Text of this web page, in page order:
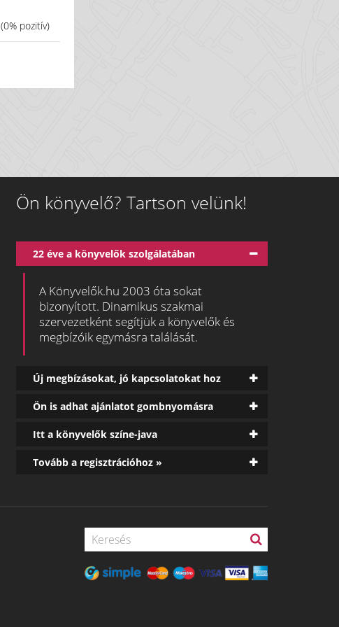
(0% pozitív)
Ön könyvelő? Tartson velünk!
22 éve a könyvelők szolgálatában
A Könyvelők.hu 2003 óta sokat
bizonyított. Dinamikus szakmai
szervezetként segítjük a könyvelők és
megbízóik egymásra találását.
Új megbízásokat, jó kapcsolatokat hoz
Ön is adhat ajánlatot gombnyomásra
Itt a könyvelők színe-java
Tovább a regisztrációhoz »